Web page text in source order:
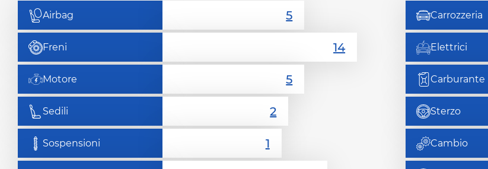
Airbag Carrozzeria
Freni Elettrici
Motore Carburante
Sedili Sterzo
Sospensioni Cambio